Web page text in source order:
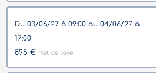
du 03/06/27 à 09:00 au 04/06/27 à
17:00
895 € Net de taxe